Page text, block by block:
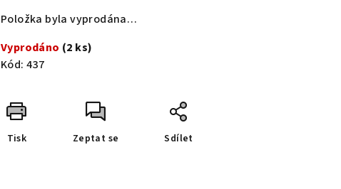
Položka byla vyprodána…
Vyprodáno (2 ks)
Kód: 437
Tisk Zeptat se Sdílet